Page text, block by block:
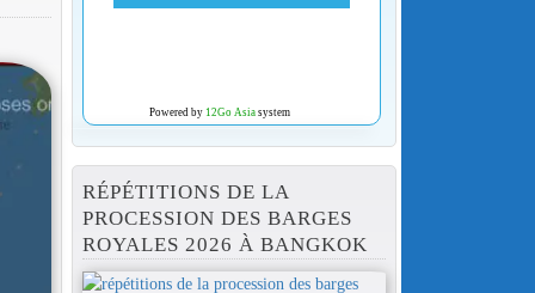
Powered by 12Go Asiasystem
RÉPÉTITIONS DE LA
PROCESSION DES BARGES
ROYALES 2026 À BANGKOK